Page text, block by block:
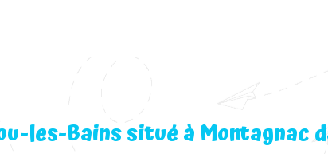
les-Bains situé à Montagnac